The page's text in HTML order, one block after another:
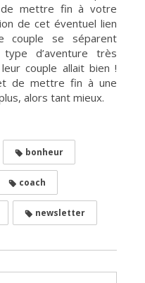
de mettre fin à votre
de cet éventuel lien
couple se séparent
d’aventure très
couple allait bien !
de mettre fin à une
alors tant mieux.
bonheur
coach
newsletter